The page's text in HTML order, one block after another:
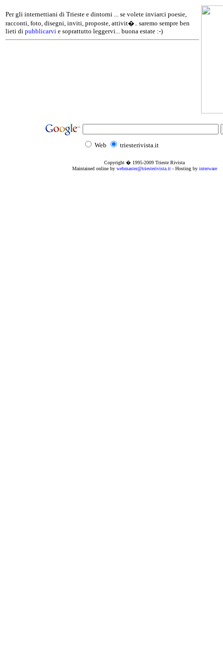
Per gli internettiani di Trieste e dintorni ... se volete inviarci poesie,
racconti, foto, disegni, inviti, proposte, attivit�.. saremo sempre ben
lieti di pubblicarvi e soprattutto leggervi... buona estate :-)
Web triesterivista.it
Copyright � 1995-2009 Trieste Rivista
Maintained online by webmaster@triesterivista.it- Hosting by interware